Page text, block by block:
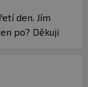
den. Jím
po? Děkuji